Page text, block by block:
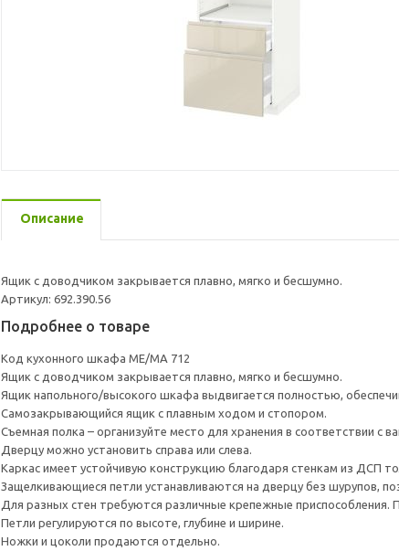
Описание
Ящик с доводчиком закрывается плавно, мягко и бесшумно.
Артикул: 692.390.56
Подробнее о товаре
Код кухонного шкафа ME/MA 712
Ящик с доводчиком закрывается плавно, мягко и бесшумно.
Ящик напольного/высокого шкафа выдвигается полностью,
Cамозакрывающийся ящик с плавным ходом и стопором.
Съемная полка – организуйте место для хранения в соответствии с
Дверцу можно установить справа или слева.
Каркас имеет устойчивую конструкцию благодаря стенкам из ДСП
Защелкивающиеся петли устанавливаются на дверцу без шурупов,
Для разных стен требуются различные крепежные
Петли регулируются по высоте, глубине и ширине.
Ножки и цоколи продаются отдельно.